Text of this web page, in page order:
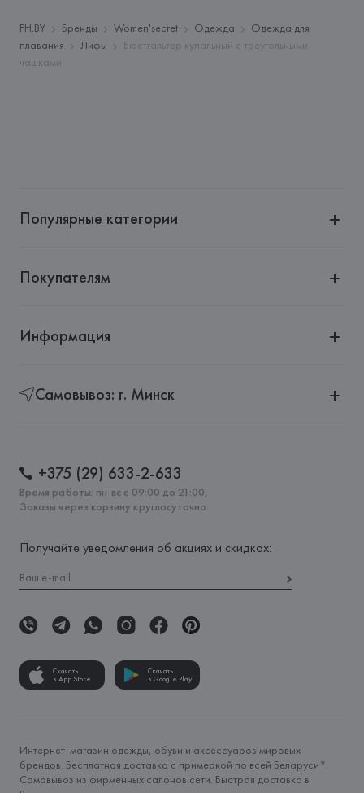
Адрес:
ИСПАНИЯ, EUROFIEL CONFECCION S.A., AVDA
LLANO CASTELLANO, NUM. 51 28034 MADRID,
Страна происхождения товара:
FH.BY Бренды Women'secret Одежда
Одежда для
плавания
Лифы
Бюстгальтер купальный с треугольными
чашками
Популярные категории
Покупателям
Информация
Самовывоз: г. Минск
+375 (29) 633-2-633
Время работы: пн-вс с 09:00 до 21:00,
Заказы через корзину круглосуточно
Получайте уведомления об акциях и скидках:
Скачать
в App Store
Скачать
в Google Play
Интернет-магазин одежды, обуви и аксессуаров мировых
брендов. Бесплатная доставка с примеркой по всей Беларуси*.
Самовывоз из фирменных салонов сети. Быстрая доставка в